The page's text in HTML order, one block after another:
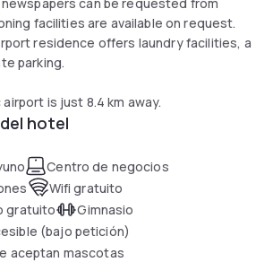
facilities are available on request.
residence offers laundry facilities, a
parking.
is just 8.4 km away.
hotel
Centro de negocios
Wifi gratuito
gratuito
Gimnasio
(bajo petición)
aceptan mascotas